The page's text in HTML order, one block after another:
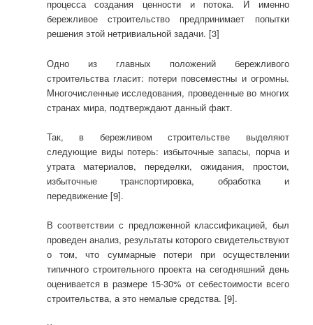
процесса создания ценности и потока. И именно
бережливое строительство предпринимает попытки
решения этой нетривиальной задачи. [3]
Одно из главных положений бережливого
строительства гласит: потери повсеместны и огромны.
Многочисленные исследования, проведенные во многих
странах мира, подтверждают данный факт.
Так, в бережливом строительстве выделяют
следующие виды потерь: избыточные запасы, порча и
утрата материалов, переделки, ожидания, простои,
избыточные транспортировка, обработка и
передвижение [9].
В соответствии с предложенной классификацией, был
проведен анализ, результаты которого свидетельствуют
о том, что суммарные потери при осуществлении
типичного строительного проекта на сегодняшний день
оценивается в размере 15-30% от себестоимости всего
строительства, а это немалые средства. [9].